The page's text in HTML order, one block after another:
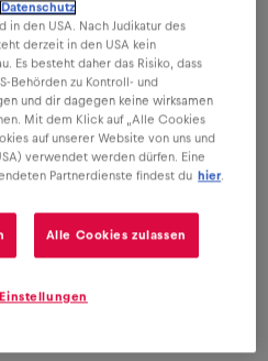
MMS
MMS
Datenschutz
in den USA. Nach Judikatur des
derzeit in den USA kein
Es besteht daher das Risiko, dass
Behörden zu Kontroll- und
und dir dagegen keine wirksamen
Mit dem Klick auf „Alle Cookies
auf unserer Website von uns und
verwendet werden dürfen. Eine
Partnerdienste findest du
hier.
Alle Cookies zulassen